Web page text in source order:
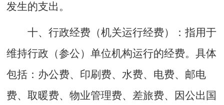
发生的支出。
十、行政经费 （机关运行经费）：指用于
维持行政（参公）单位机构运行的经费。具体
包括：办公费、印刷费、水费、电费、邮电
费、取暖费、物业管理费、差旅费、因公出国